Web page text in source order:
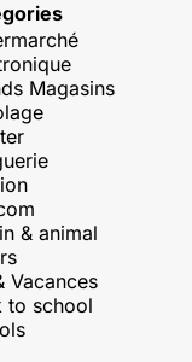
Magasins
& animal
Vacances
to school